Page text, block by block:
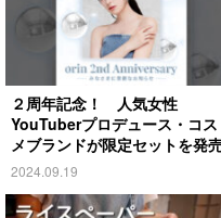
２周年記念！ 人気女性
YouTuberプロデュース・コス
メブランドが限定セットを発
2024.09.19